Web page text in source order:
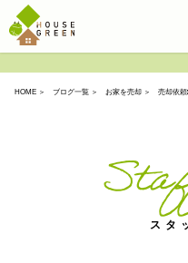
HOME ＞ ブログ一覧 ＞ お家を売却 ＞ 売却依頼
スタ